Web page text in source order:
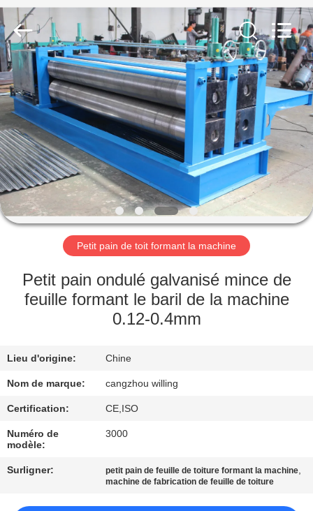
À
LA
MAISON
PRODUITS
À
PROPOS
NOUS
L'USINE
CONTRÔLE
DE
QUALITÉ
Cangzhou
Famous
International
Trading
Co.,
Ltd.
Rights
Reserved.
Petit pain de toit formant la machine
Petit pain ondulé galvanisé mince de
feuille formant le baril de la machine
0.12-0.4mm
Lieu d'origine: Chine
Nom de marque: cangzhou willing
Certification: CE,ISO
Numéro de
modèle:
3000
Surligner: petit pain de feuille de toiture formant la machine,
machine de fabrication de feuille de toiture